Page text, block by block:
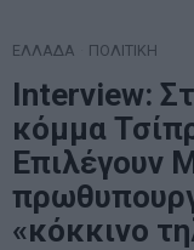
ΕΛΛΑΔΑ ΠΟΛΙΤΙΚΗ
Interview:
κόμμα
Επιλέγουν
«κόκκινο